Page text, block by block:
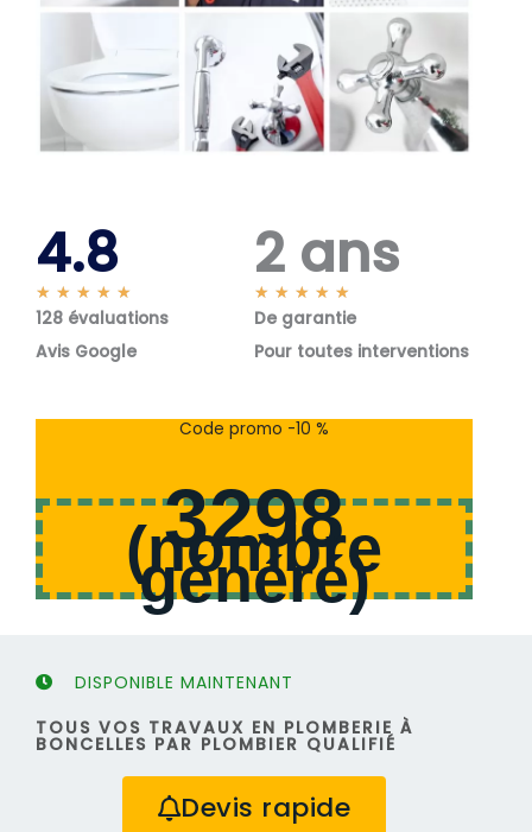
4.8
★ ★ ★ ★ ★
o
s
128 évaluations
Avis Google
2 ans
★ ★ ★ ★ ★
o
s
De garantie
Pour toutes interventions
Code promo -10 %
3298
(nombre
généré)
DISPONIBLE MAINTENANT
TOUS VOS TRAVAUX EN PLOMBERIE À
BONCELLES PAR PLOMBIER QUALIFIÉ
Devis rapide